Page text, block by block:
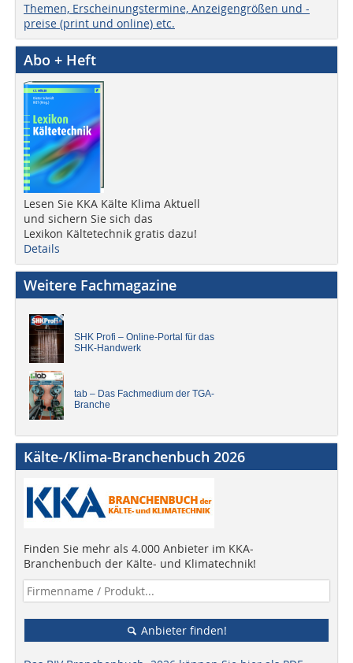
Themen, Erscheinungstermine, Anzeigengrößen und -
preise (print und online) etc.
Abo + Heft
Lesen Sie KKA Kälte Klima Aktuell
und sichern Sie sich das
Lexikon Kältetechnik gratis dazu!
Details
Weitere Fachmagazine
SHK Profi – Online-Portal für das
SHK-Handwerk
tab – Das Fachmedium der TGA-
Branche
Kälte-/Klima-Branchenbuch 2026
Finden Sie mehr als 4.000 Anbieter im KKA-
Branchenbuch der Kälte- und Klimatechnik!
Anbieter finden!